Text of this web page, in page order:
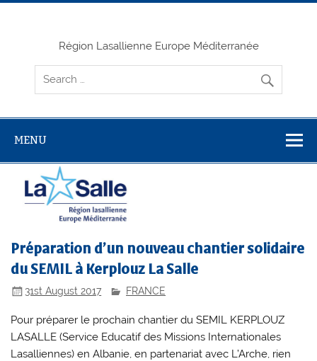
Skip
Région Lasallienne Europe Méditerranée
MENU
Préparation d’un nouveau chantier solidaire
du SEMIL à Kerplouz La Salle
31st August 2017 FRANCE
Pour préparer le prochain chantier du SEMIL KERPLOUZ
LASALLE (Service Educatif des Missions Internationales
Lasalliennes) en Albanie, en partenariat avec L’Arche, rien